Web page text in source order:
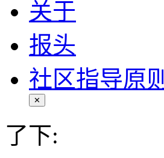
关于
报头
社区指导原则
✕
了下: